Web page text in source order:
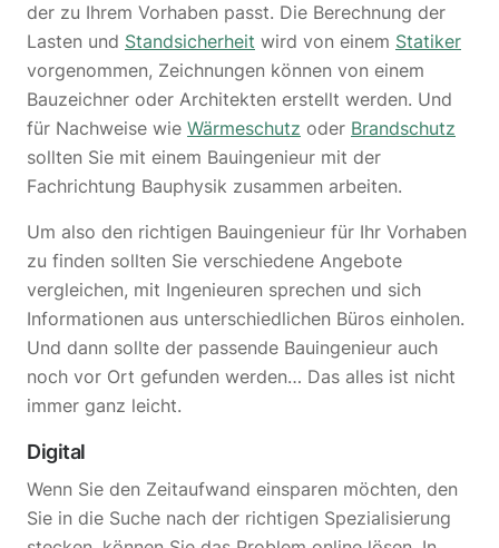
der zu Ihrem Vorhaben passt. Die Berechnung der
Lasten und Standsicherheit wird von einem Statiker
vorgenommen, Zeichnungen können von einem
Bauzeichner oder Architekten erstellt werden. Und
für Nachweise wie Wärmeschutz oder Brandschutz
sollten Sie mit einem Bauingenieur mit der
Fachrichtung Bauphysik zusammen arbeiten.
Um also den richtigen Bauingenieur für Ihr Vorhaben
zu finden sollten Sie verschiedene Angebote
vergleichen, mit Ingenieuren sprechen und sich
Informationen aus unterschiedlichen Büros einholen.
Und dann sollte der passende Bauingenieur auch
noch vor Ort gefunden werden… Das alles ist nicht
immer ganz leicht.
Digital
Wenn Sie den Zeitaufwand einsparen möchten, den
Sie in die Suche nach der richtigen Spezialisierung